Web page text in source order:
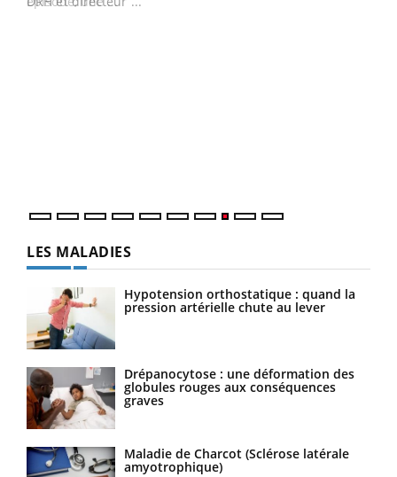
LES MALADIES
Hypotension orthostatique : quand la
pression artérielle chute au lever
Drépanocytose : une déformation des
globules rouges aux conséquences
graves
Maladie de Charcot (Sclérose latérale
amyotrophique)